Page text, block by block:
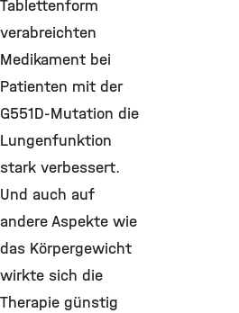
Tablettenform
verabreichten
Medikament bei
Patienten mit der
G551D-Mutation die
Lungenfunktion
stark verbessert.
Und auch auf
andere Aspekte wie
das Körpergewicht
wirkte sich die
Therapie günstig